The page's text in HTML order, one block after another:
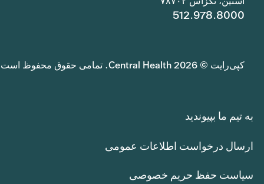
512.978.8000
کپی‌رایت © 2026 Central Health. تمامی حقوق محفوظ است.
به تیم ما بپیوندید
ارسال درخواست اطلاعات عمومی
سیاست حفظ حریم خصوصی